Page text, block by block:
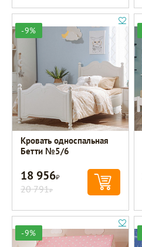
-9%
Кровать односпальная
Бетти №5/6
18 956Р
20 791Р
-9%